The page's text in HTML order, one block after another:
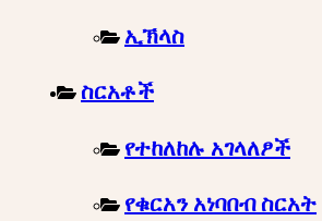
ኢኽላስ
ስርአቶች
የተከለከሉ አገላለፆች
የቁርአን አነባበብ ስርአት